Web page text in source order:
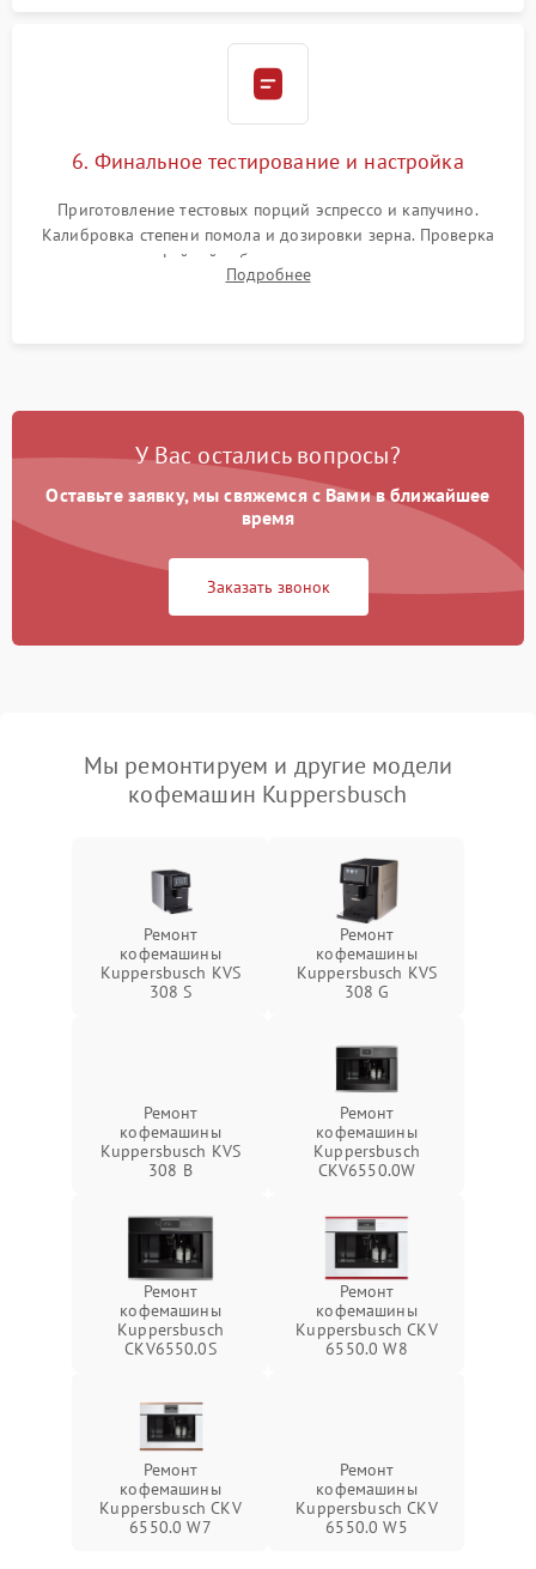
6. Финальное тестирование и настройка
Приготовление тестовых порций эспрессо и капучино.
Калибровка степени помола и дозировки зерна. Проверка
плотности кофейной таблетки, температуры напитка и
качества молочной пены. Контроль отсутствия посторонних
Подробнее
У Вас остались вопросы?
Оставьте заявку, мы свяжемся с Вами в ближайшее
время
Заказать звонок
Мы ремонтируем и другие модели
кофемашин Kuppersbusch
Ремонт
кофемашины
Kuppersbusch KVS
308 S
Ремонт
кофемашины
Kuppersbusch KVS
308 G
Ремонт
кофемашины
Kuppersbusch KVS
308 B
Ремонт
кофемашины
Kuppersbusch
CKV6550.0W
Ремонт
кофемашины
Kuppersbusch
CKV6550.0S
Ремонт
кофемашины
Kuppersbusch CKV
6550.0 W8
Ремонт
кофемашины
Kuppersbusch CKV
6550.0 W7
Ремонт
кофемашины
Kuppersbusch CKV
6550.0 W5